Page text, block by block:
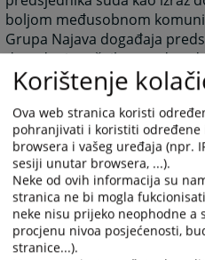
boljom međusobnom
Grupa Najava događaja
događanja važnih za sud sa
Grupa često postavljana
odgovore koji su najčešće
su za rad suda ili druge
Grupa Raspored suđenja
o suđenjima u sudu za
Grupa Vijesti iz pravosuđa
su vezane za pravosuđe BiH
starije novosti i informacije
naslovnici nisu zbrisane.
će vas arhivu aktuelnosti ili
Korištenje
Ova web stranica koristi
pohranjivati i koristiti određene
browsera i vašeg uređaja (npr.
sesiji unutar browsera, ...).
Neke od ovih informacija su
stranica ne bi mogla
neke nisu prijeko neophodne a
procjenu nivoa posjećenosti,
stranice...).